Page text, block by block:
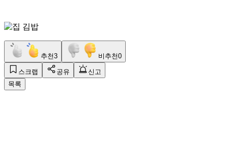
추천3 비추천0
스크랩 공유
신고
목록